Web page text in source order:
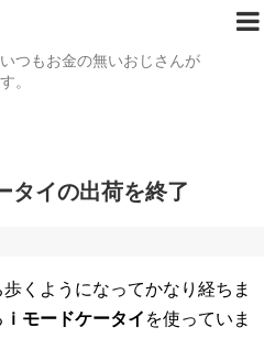
つもお金の無いおじさんが
。
タイの出荷を終了
歩くようになってかなり経ちま
ｉモードケータイ を使っていま